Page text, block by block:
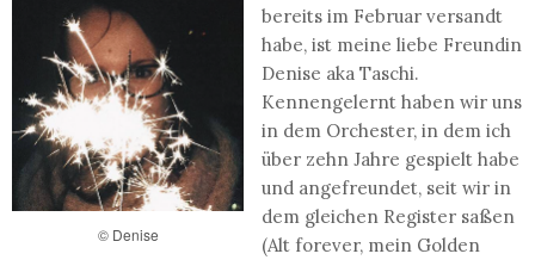
© Denise
bereits im Februar versandt
habe, ist meine liebe Freundin
Denise aka Taschi.
Kennengelernt haben wir uns
in dem Orchester, in dem ich
über zehn Jahre gespielt habe
und angefreundet, seit wir in
dem gleichen Register saßen
(Alt forever, mein Golden